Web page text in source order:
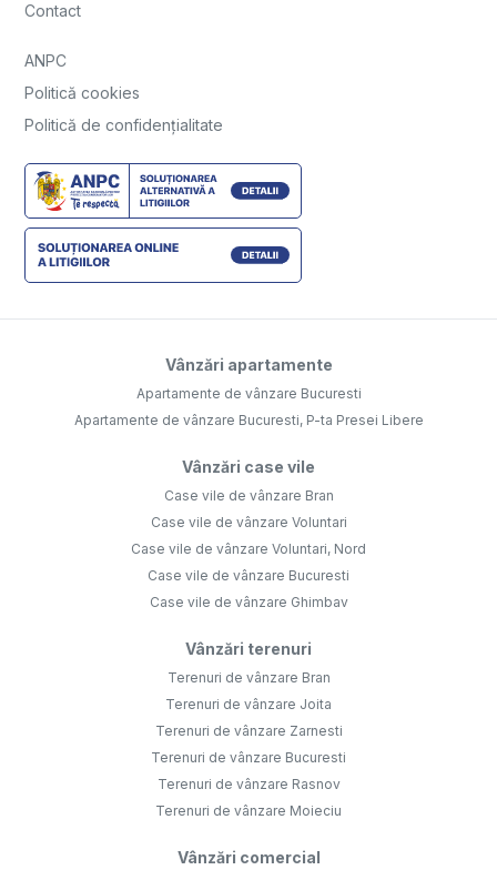
Contact
ANPC
Politică cookies
Politică de confidențialitate
Vânzări apartamente
Apartamente de vânzare Bucuresti
Apartamente de vânzare Bucuresti, P-ta Presei Libere
Vânzări case vile
Case vile de vânzare Bran
Case vile de vânzare Voluntari
Case vile de vânzare Voluntari, Nord
Case vile de vânzare Bucuresti
Case vile de vânzare Ghimbav
Vânzări terenuri
Terenuri de vânzare Bran
Terenuri de vânzare Joita
Terenuri de vânzare Zarnesti
Terenuri de vânzare Bucuresti
Terenuri de vânzare Rasnov
Terenuri de vânzare Moieciu
Vânzări comercial